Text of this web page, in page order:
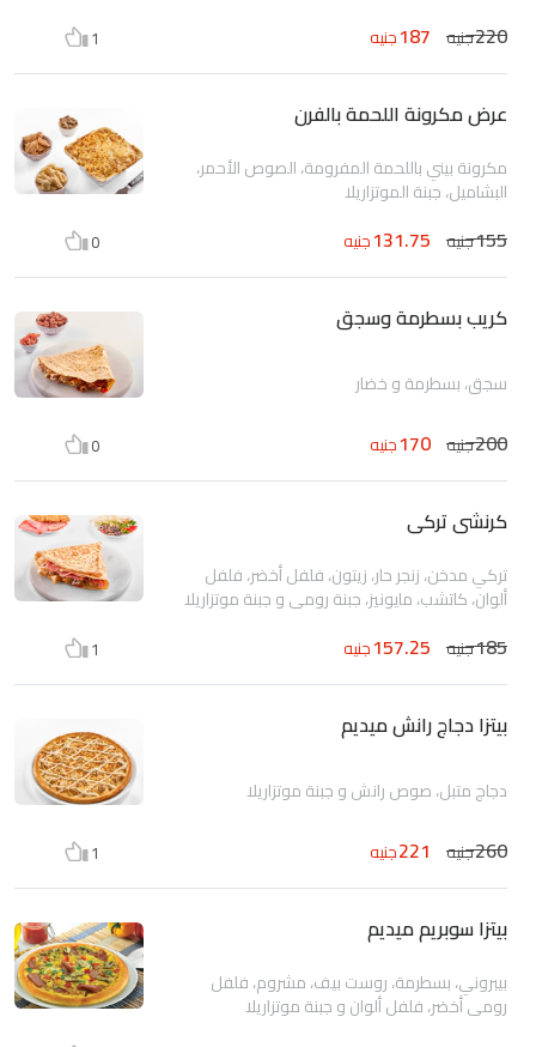
220جنيه 187جنيه 1
عرض مكرونة اللحمة بالفرن
مكرونة بيني باللحمة المفرومة، الصوص الأحمر،
البشاميل، جبنة الموتزاريلا
155جنيه 131.75جنيه 0
كريب بسطرمة وسجق
سجق، بسطرمة و خضار
200جنيه 170جنيه 0
كرنشى تركى
تركي مدخن، زنجر حار، زيتون، فلفل أخضر، فلفل
ألوان، كاتشب، مايونيز، جبنة رومي و جبنة موتزاريلا
185جنيه 157.25جنيه 1
بيتزا دجاج رانش ميديم
دجاج متبل، صوص رانش و جبنة موتزاريلا
260جنيه 221جنيه 1
بيتزا سوبريم ميديم
بيبروني، بسطرمة، روست بيف، مشروم، فلفل
رومى أخضر، فلفل ألوان و جبنة موتزاريلا